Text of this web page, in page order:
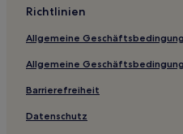
B&B in Royal Street
Motels in Houma
Richtlinien
Allgemeine
Allgemeine
Barrierefreiheit
Datenschutz